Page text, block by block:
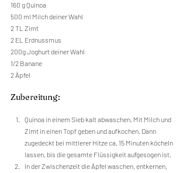
160 g Quinoa
500 ml Milch deiner Wahl
2 TL Zimt
2 EL Erdnussmus
200g Joghurt deiner Wahl
1/2 Banane
2 Äpfel
Zubereitung:
Quinoa in einem Sieb kalt abwaschen. Mit Milch und
Zimt in einen Topf geben und aufkochen. Dann
zugedeckt bei mittlerer Hitze ca. 15 Minuten köcheln
lassen, bis die gesamte Flüssigkeit aufgesogen ist.
In der Zwischenzeit die Äpfel waschen, entkernen,